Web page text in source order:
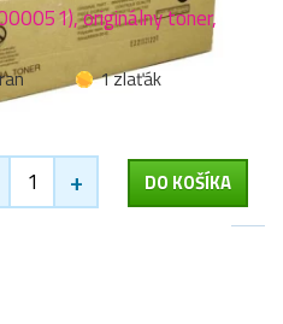
originálny toner,
1 zlaťák
+ DO KOŠÍKA